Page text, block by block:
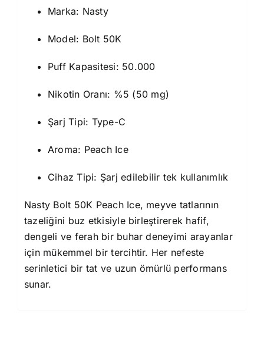
Marka: Nasty
Model: Bolt 50K
Puff Kapasitesi: 50.000
Nikotin Oranı: %5 (50 mg)
Şarj Tipi: Type-C
Aroma: Peach Ice
Cihaz Tipi: Şarj edilebilir tek kullanımlık
Nasty Bolt 50K Peach Ice, meyve tatlarının
tazeliğini buz etkisiyle birleştirerek hafif,
dengeli ve ferah bir buhar deneyimi arayanlar
için mükemmel bir tercihtir. Her nefeste
serinletici bir tat ve uzun ömürlü performans
sunar.